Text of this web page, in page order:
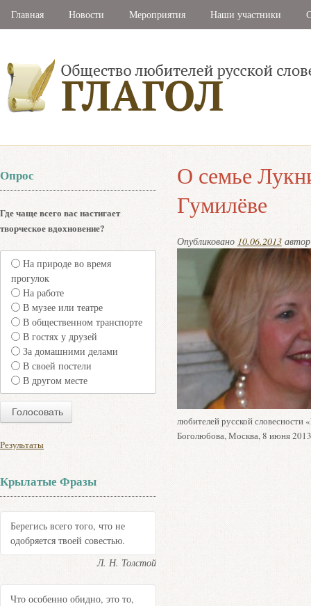
Главная Новости Мероприятия Наши участники
О семье
Гумилёве
Опубликовано 10.06.2013
любителей русской словесности
Боголюбова, Москва, 8 июня
Опрос
Где чаще всего вас настигает
творческое вдохновение?
На природе во время
прогулок
На работе
В музее или театре
В общественном транспорте
В гостях у друзей
За домашними делами
В своей постели
В другом месте
Результаты
Крылатые Фразы
Берегись всего того, что не
одобряется твоей совестью.
Л. Н. Толстой
Что особенно обидно, это то,